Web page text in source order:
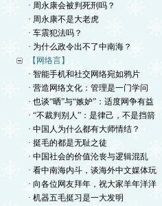
· 周永康会被判死刑吗？
· 周永康不是大老虎
· 车震犯法吗？
· 为什么政令出不了中南海？
【网络言】
· 智能手机和社交网络宛如鸦片
· 营造网络文化：管理是一门学问
· 也谈“晒”与“嫉妒”：适度网争有益
· “不裁判别人”：是律己，不是挡箭
· 中国人为什么都有大师情结？
· 挺毛的都是无耻之徒
· 中国社会的价值沦丧与逻辑混乱
· 看中南海内斗，谈海外中文媒体玩
· 向各位网友拜年，祝大家羊年洋洋
· 机器五毛挺习是一大发明